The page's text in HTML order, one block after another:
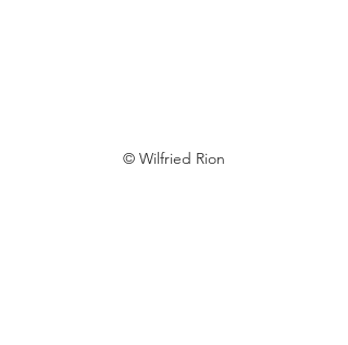
© Wilfried Rion